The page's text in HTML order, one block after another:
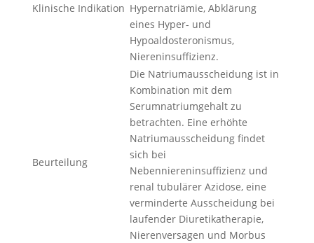
Klinische Indikation Hypernatriämie, Abklärung
eines Hyper- und
Hypoaldosteronismus,
Niereninsuffizienz.
Beurteilung
Die Natriumausscheidung ist in
Kombination mit dem
Serumnatriumgehalt zu
betrachten. Eine erhöhte
Natriumausscheidung findet
sich bei
Nebenniereninsuffizienz und
renal tubulärer Azidose, eine
verminderte Ausscheidung bei
laufender Diuretikatherapie,
Nierenversagen und Morbus